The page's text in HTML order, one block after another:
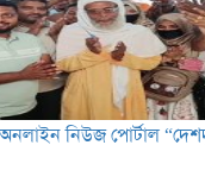
নিউজ পোর্টাল